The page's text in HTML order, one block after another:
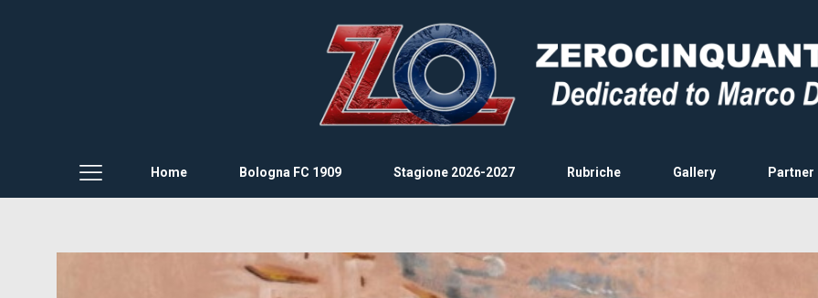
Home Bologna FC 1909 Stagione 2026-2027 Rubriche Gallery Partner